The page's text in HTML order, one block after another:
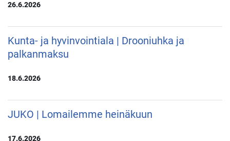
26.6.2026
Kunta- ja hyvinvointiala | Drooniuhka ja
palkanmaksu
18.6.2026
JUKO | Lomailemme heinäkuun
17.6.2026